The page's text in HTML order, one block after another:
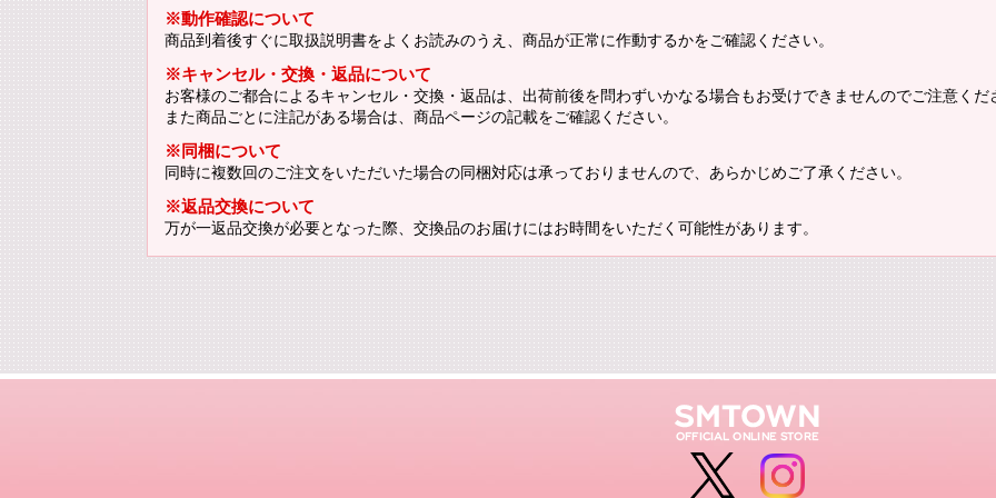
※動作確認について
商品到着後すぐに取扱説明書をよくお読みのうえ、商品が正常に作動するかをご確認ください。
※キャンセル・交換・返品について
お客様のご都合によるキャンセル・交換・返品は、出荷前後を問わずいかなる場合もお受けできませんのでご注意くだ
また商品ごとに注記がある場合は、商品ページの記載をご確認ください。
※同梱について
同時に複数回のご注文をいただいた場合の同梱対応は承っておりませんので、あらかじめご了承ください。
※返品交換について
万が一返品交換が必要となった際、交換品のお届けにはお時間をいただく可能性があります。